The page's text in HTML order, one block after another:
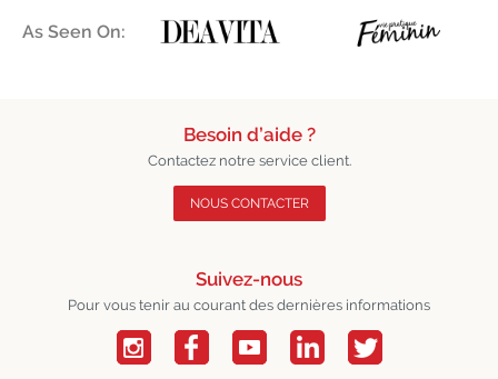
As Seen On:
Besoin d’aide ?
Contactez notre service client.
NOUS CONTACTER
Suivez-nous
Pour vous tenir au courant des dernières informations